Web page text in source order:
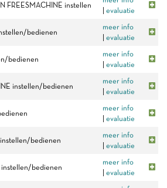
FREESMACHINE instellen
evaluatie
bedienen
meer info
evaluatie
bedienen
meer info
evaluatie
instellen/bedienen
meer info
evaluatie
meer info
evaluatie
bedienen
meer info
evaluatie
bedienen
meer info
evaluatie